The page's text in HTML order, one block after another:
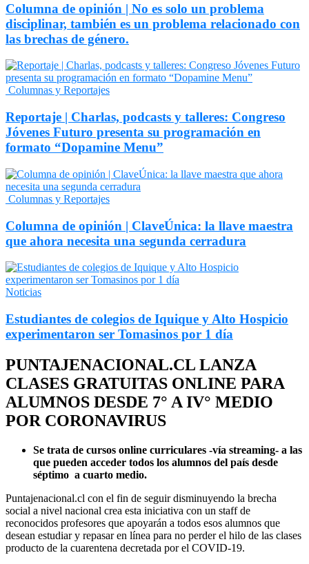
Columna de opinión | No es solo un problema
disciplinar, también es un problema relacionado con
las brechas de género.
Columnas y Reportajes
Reportaje | Charlas, podcasts y talleres: Congreso
Jóvenes Futuro presenta su programación en
formato “Dopamine Menu”
Columnas y Reportajes
Columna de opinión | ClaveÚnica: la llave maestra
que ahora necesita una segunda cerradura
Noticias
Estudiantes de colegios de Iquique y Alto Hospicio
experimentaron ser Tomasinos por 1 día
PUNTAJENACIONAL.CL LANZA
CLASES GRATUITAS ONLINE PARA
ALUMNOS DESDE 7° A IV° MEDIO
POR CORONAVIRUS
Se trata de cursos online curriculares -vía streaming- a las
que pueden acceder todos los alumnos del país desde
séptimo a cuarto medio.
Puntajenacional.cl con el fin de seguir disminuyendo la brecha
social a nivel nacional crea esta iniciativa con un staff de
reconocidos profesores que apoyarán a todos esos alumnos que
desean estudiar y repasar en línea para no perder el hilo de las clases
producto de la cuarentena decretada por el COVID-19.